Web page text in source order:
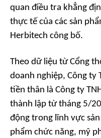
quan điều tra khẳng
thực tế của các sản
Herbitech công bố.
Theo dữ liệu từ Cổng
doanh nghiệp, Công ty
tiền thân là Công ty
thành lập từ tháng 5/
động trong lĩnh vực
phẩm chức năng, mỹ